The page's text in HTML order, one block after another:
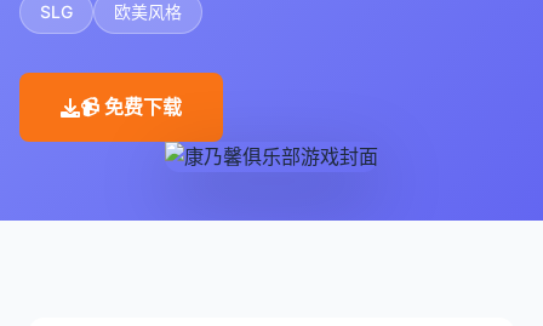
SLG 欧美风格
📹 免费下载